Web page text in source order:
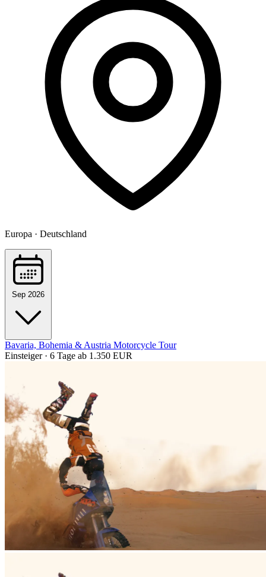
Europa · Deutschland
Sep 2026
Bavaria, Bohemia & Austria Motorcycle Tour
Einsteiger · 6 Tage ab 1.350 EUR